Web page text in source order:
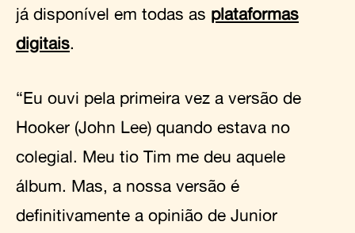
já disponível em todas as plataformas
digitais.
“Eu ouvi pela primeira vez a versão de
Hooker (John Lee) quando estava no
colegial. Meu tio Tim me deu aquele
álbum. Mas, a nossa versão é
definitivamente a opinião de Junior